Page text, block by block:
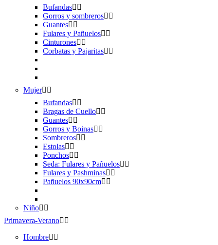
Bufandas
Gorros y sombreros
Guantes
Fulares y Pañuelos
Cinturones
Corbatas y Pajaritas
Mujer
Bufandas
Bragas de Cuello
Guantes
Gorros y Boinas
Sombreros
Estolas
Ponchos
Seda: Fulares y Pañuelos
Fulares y Pashminas
Pañuelos 90x90cm
Niño
Primavera-Verano
Hombre